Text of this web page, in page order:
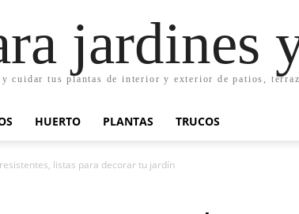
jardines
cuidar tus plantas de interior y exterior de patios,
HUERTO PLANTAS TRUCOS
listas para decorar tu jardín